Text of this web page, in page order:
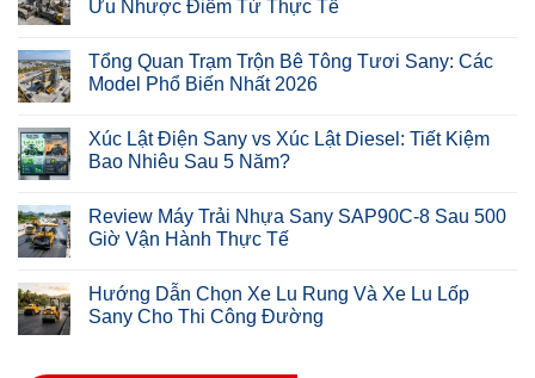
Ưu Nhược Điểm Từ Thực Tế
Tổng Quan Trạm Trộn Bê Tông Tươi Sany: Các
Model Phổ Biến Nhất 2026
Xúc Lật Điện Sany vs Xúc Lật Diesel: Tiết Kiệm
Bao Nhiêu Sau 5 Năm?
Review Máy Trải Nhựa Sany SAP90C-8 Sau 500
Giờ Vận Hành Thực Tế
Hướng Dẫn Chọn Xe Lu Rung Và Xe Lu Lốp
Sany Cho Thi Công Đường